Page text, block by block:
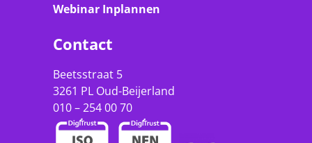
Webinar Inplannen
Contact
Beetsstraat 5
3261 PL Oud-Beijerland
010 – 254 00 70